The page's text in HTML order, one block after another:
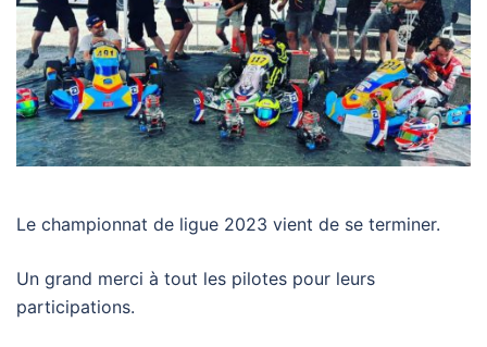
Le championnat de ligue 2023 vient de se terminer.
Un grand merci à tout les pilotes pour leurs
participations.